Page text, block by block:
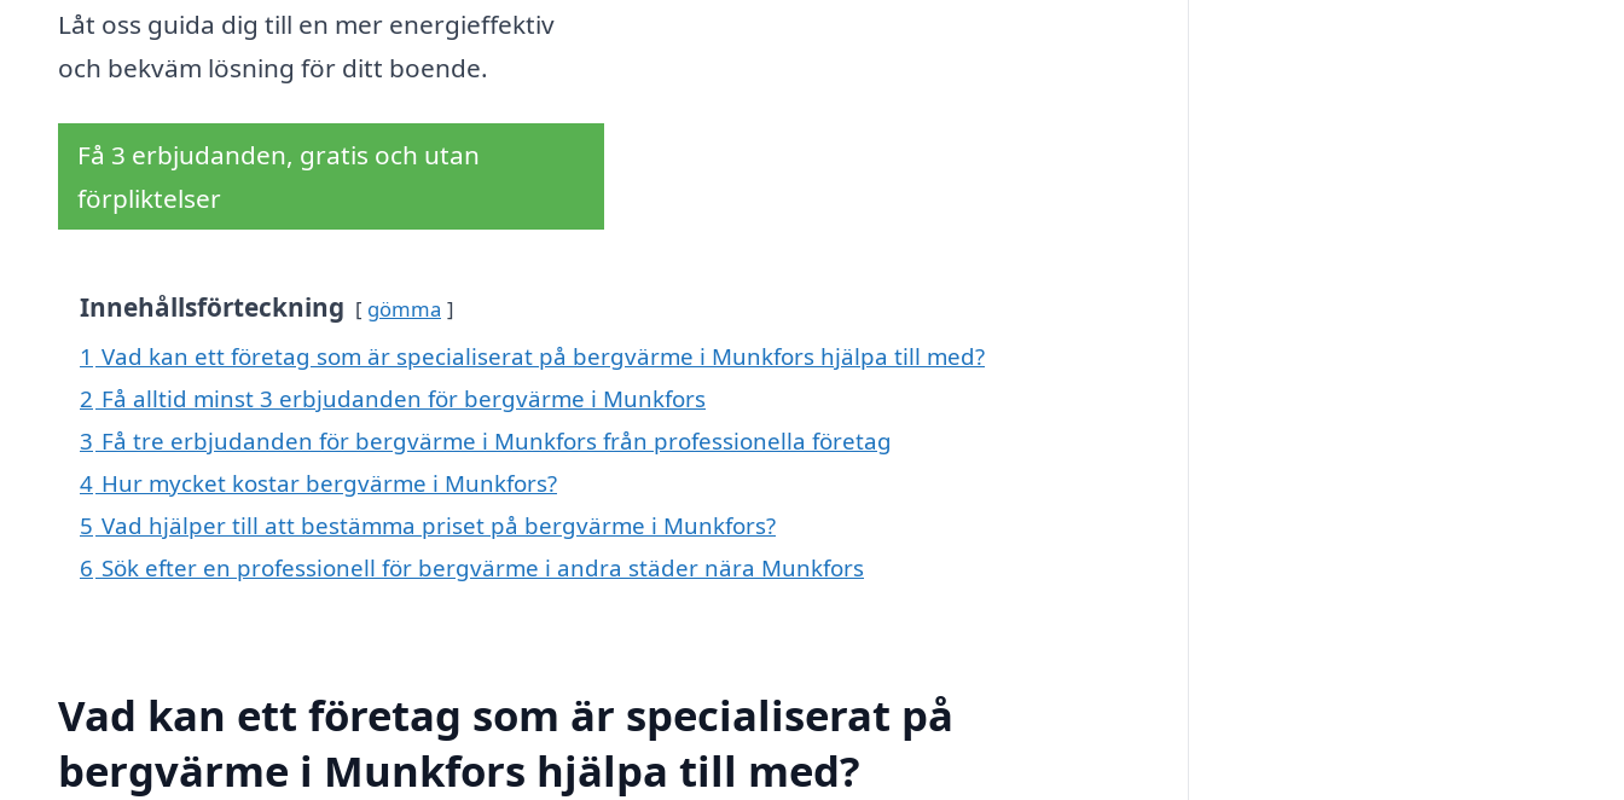
Låt oss guida dig till en mer energieffektiv
och bekväm lösning för ditt boende.
Få 3 erbjudanden, gratis och utan
förpliktelser
Innehållsförteckning gömma
1 Vad kan ett företag som är specialiserat på bergvärme i Munkfors hjälpa till med?
2 Få alltid minst 3 erbjudanden för bergvärme i Munkfors
3 Få tre erbjudanden för bergvärme i Munkfors från professionella företag
4 Hur mycket kostar bergvärme i Munkfors?
5 Vad hjälper till att bestämma priset på bergvärme i Munkfors?
6 Sök efter en professionell för bergvärme i andra städer nära Munkfors
Vad kan ett företag som är specialiserat på
bergvärme i Munkfors hjälpa till med?